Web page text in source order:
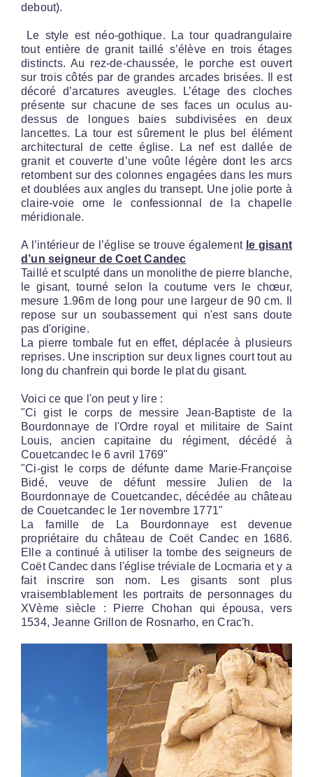
debout).
Le style est néo-gothique. La tour quadrangulaire
tout entière de granit taillé s’élève en trois étages
distincts. Au rez-de-chaussée, le porche est ouvert
sur trois côtés par de grandes arcades brisées. Il est
décoré d’arcatures aveugles. L’étage des cloches
présente sur chacune de ses faces un oculus au-
dessus de longues baies subdivisées en deux
lancettes. La tour est sûrement le plus bel élément
architectural de cette église. La nef est dallée de
granit et couverte d’une voûte légère dont les arcs
retombent sur des colonnes engagées dans les murs
et doublées aux angles du transept. Une jolie porte à
claire-voie orne le confessionnal de la chapelle
méridionale.
A l’intérieur de l’église se trouve également le gisant
d’un seigneur de Coet Candec
Taillé et sculpté dans un monolithe de pierre blanche,
le gisant, tourné selon la coutume vers le chœur,
mesure 1.96m de long pour une largeur de 90 cm. Il
repose sur un soubassement qui n'est sans doute
pas d'origine.
La pierre tombale fut en effet, déplacée à plusieurs
reprises. Une inscription sur deux lignes court tout au
long du chanfrein qui borde le plat du gisant.
Voici ce que l'on peut y lire :
"Ci gist le corps de messire Jean-Baptiste de la
Bourdonnaye de l'Ordre royal et militaire de Saint
Louis, ancien capitaine du régiment, décédé à
Couetcandec le 6 avril 1769"
"Ci-gist le corps de défunte dame Marie-Françoise
Bidé, veuve de défunt messire Julien de la
Bourdonnaye de Couetcandec, décédée au château
de Couetcandec le 1er novembre 1771"
La famille de La Bourdonnaye est devenue
propriétaire du château de Coët Candec en 1686.
Elle a continué à utiliser la tombe des seigneurs de
Coët Candec dans l'église tréviale de Locmaria et y a
fait inscrire son nom. Les gisants sont plus
vraisemblablement les portraits de personnages du
XVème siècle : Pierre Chohan qui épousa, vers
1534, Jeanne Grillon de Rosnarho, en Crac'h.